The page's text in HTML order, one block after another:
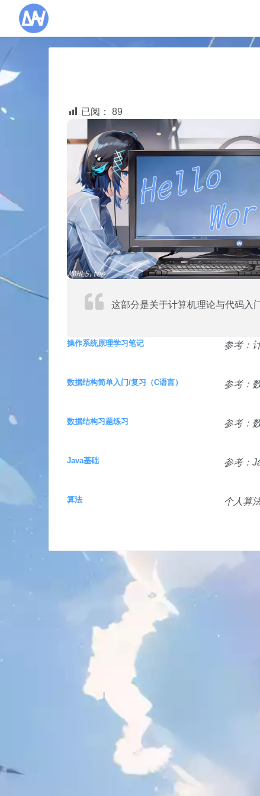
已阅： 89
这部分是关于计算机理论与代码入
操作系统原理学习笔记 参考：
数据结构简单入门/复习（C语言） 参考：
数据结构习题练习 参考：
Java基础 参考：
算法 个人算